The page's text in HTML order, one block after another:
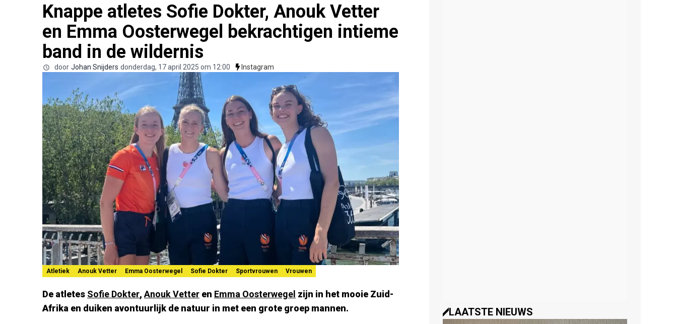
Knappe atletes Sofie Dokter, Anouk Vetter
en Emma Oosterwegel bekrachtigen intieme
band in de wildernis
door Johan Snijders donderdag, 17 april 2025 om 12:00 Instagram
Atletiek Anouk Vetter Emma Oosterwegel Sofie Dokter Sportvrouwen Vrouwen
De atletes Sofie Dokter, Anouk Vetter en Emma Oosterwegel zijn in het mooie Zuid-
Afrika en duiken avontuurlijk de natuur in met een grote groep mannen.
LAATSTE NIEUWS